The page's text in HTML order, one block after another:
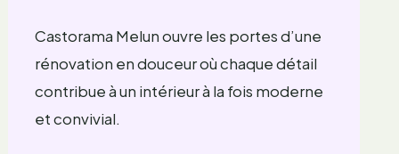
Castorama Melun ouvre les portes d’une
rénovation en douceur où chaque détail
contribue à un intérieur à la fois moderne
et convivial.